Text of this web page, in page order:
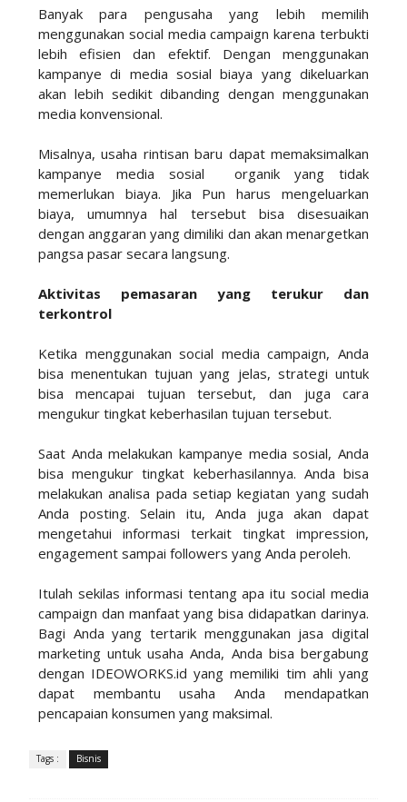
Banyak para pengusaha yang lebih memilih
menggunakan social media campaign karena terbukti
lebih efisien dan efektif. Dengan menggunakan
kampanye di media sosial biaya yang dikeluarkan
akan lebih sedikit dibanding dengan menggunakan
media konvensional.
Misalnya, usaha rintisan baru dapat memaksimalkan
kampanye media sosial organik yang tidak
memerlukan biaya. Jika Pun harus mengeluarkan
biaya, umumnya hal tersebut bisa disesuaikan
dengan anggaran yang dimiliki dan akan menargetkan
pangsa pasar secara langsung.
Aktivitas pemasaran yang terukur dan
terkontrol
Ketika menggunakan social media campaign, Anda
bisa menentukan tujuan yang jelas, strategi untuk
bisa mencapai tujuan tersebut, dan juga cara
mengukur tingkat keberhasilan tujuan tersebut.
Saat Anda melakukan kampanye media sosial, Anda
bisa mengukur tingkat keberhasilannya. Anda bisa
melakukan analisa pada setiap kegiatan yang sudah
Anda posting. Selain itu, Anda juga akan dapat
mengetahui informasi terkait tingkat impression,
engagement sampai followers yang Anda peroleh.
Itulah sekilas informasi tentang apa itu social media
campaign dan manfaat yang bisa didapatkan darinya.
Bagi Anda yang tertarik menggunakan jasa digital
marketing untuk usaha Anda, Anda bisa bergabung
dengan IDEOWORKS.id yang memiliki tim ahli yang
dapat membantu usaha Anda mendapatkan
pencapaian konsumen yang maksimal.
Tags : Bisnis